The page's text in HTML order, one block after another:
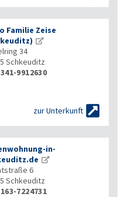
Familie Zeise
34
Schkeuditz
9912630
zur Unterkunft 
in-
6
Schkeuditz
7224731